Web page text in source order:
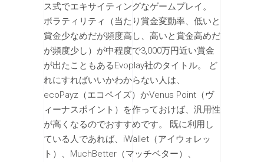
ス式でエキサイティングなゲームプレイ。
ボラティリティ（当たり賞金変動率、低いと
賞金少なめだが頻度高し、高いと賞金高めだ
が頻度少し）が中程度で3,000万円近い賞金
が出たこともあるEvoplay社のタイトル。 ど
れにすればいいかわからない人は、
ecoPayz（エコペイズ）かVenus Point（ヴ
ィーナスポイント）を作っておけば、汎用性
が高くなるのでおすすめです。 既に利用し
ている人であれば、iWallet（アイウォレッ
ト）、MuchBetter（マッチベター）、